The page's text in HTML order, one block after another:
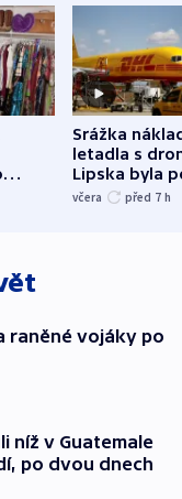
o
Srážka
letadla s
Lipska byla
německého
včera před 7 h
raněné vojáky po
níž v Guatemale
po dvou dnech